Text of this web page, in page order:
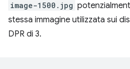
image-1500.jpg
stessa immagine utilizzata sui
DPR di 3.